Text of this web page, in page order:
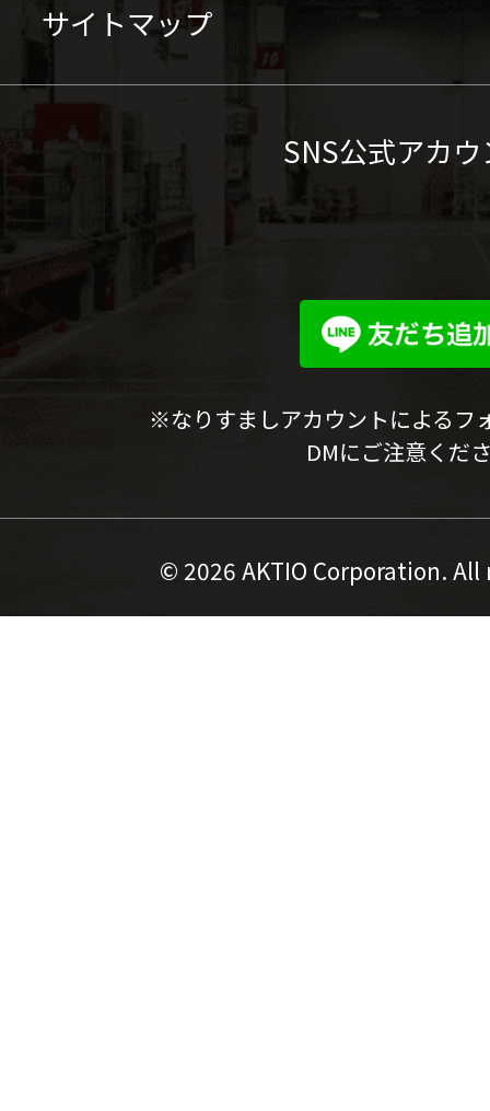
サイトマップ
SNS公式アカ
※なりすましアカウントによるフ
DMにご注意くだ
© 2026 AKTIO Corporation.